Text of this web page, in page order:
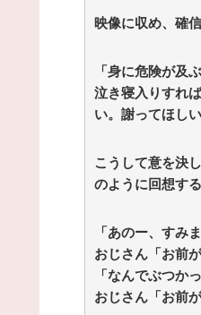
映像に収め、確
「身に危険が及
泣き寝入りすれ
い。謝ってほし
こうして意を決
のように回想する
「あのー、すみ
おじさん「お前
「なんでぶつか
おじさん「お前